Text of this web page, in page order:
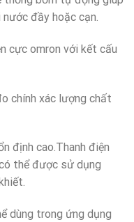
đầy hoặc cạn.
cực omron với kết cấu
chính xác lượng chất
định cao.Thanh điện
thể được sử dụng
dùng trong ứng dụng